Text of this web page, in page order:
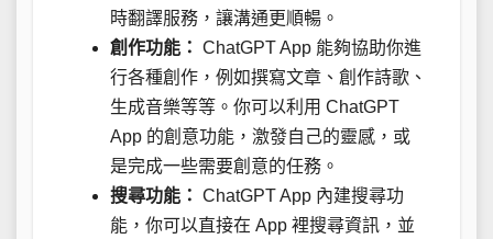
時翻譯服務，讓溝通更順暢。
創作功能： ChatGPT App 能夠協助你進
行各種創作，例如撰寫文章、創作詩歌、
生成音樂等等。你可以利用 ChatGPT
App 的創意功能，激發自己的靈感，或
是完成一些需要創意的任務。
搜尋功能： ChatGPT App 內建搜尋功
能，你可以直接在 App 裡搜尋資訊，並